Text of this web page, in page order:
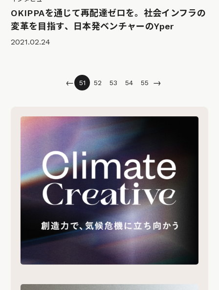
OKIPPAを通じて再配達ゼロを。社会インフラの
変革を目指す、日本発ベンチャーのYper
2021.02.24
← 51 52 53 54 55 →